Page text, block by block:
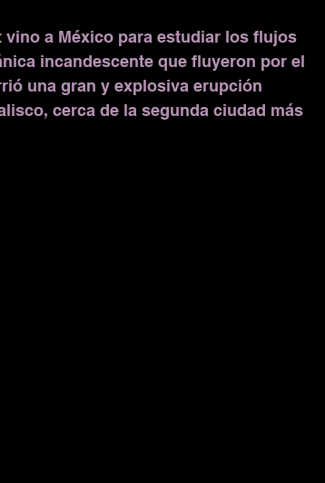
vino a México para estudiar los flujos
incandescente que fluyeron por el
una gran y explosiva erupción
cerca de la segunda ciudad más